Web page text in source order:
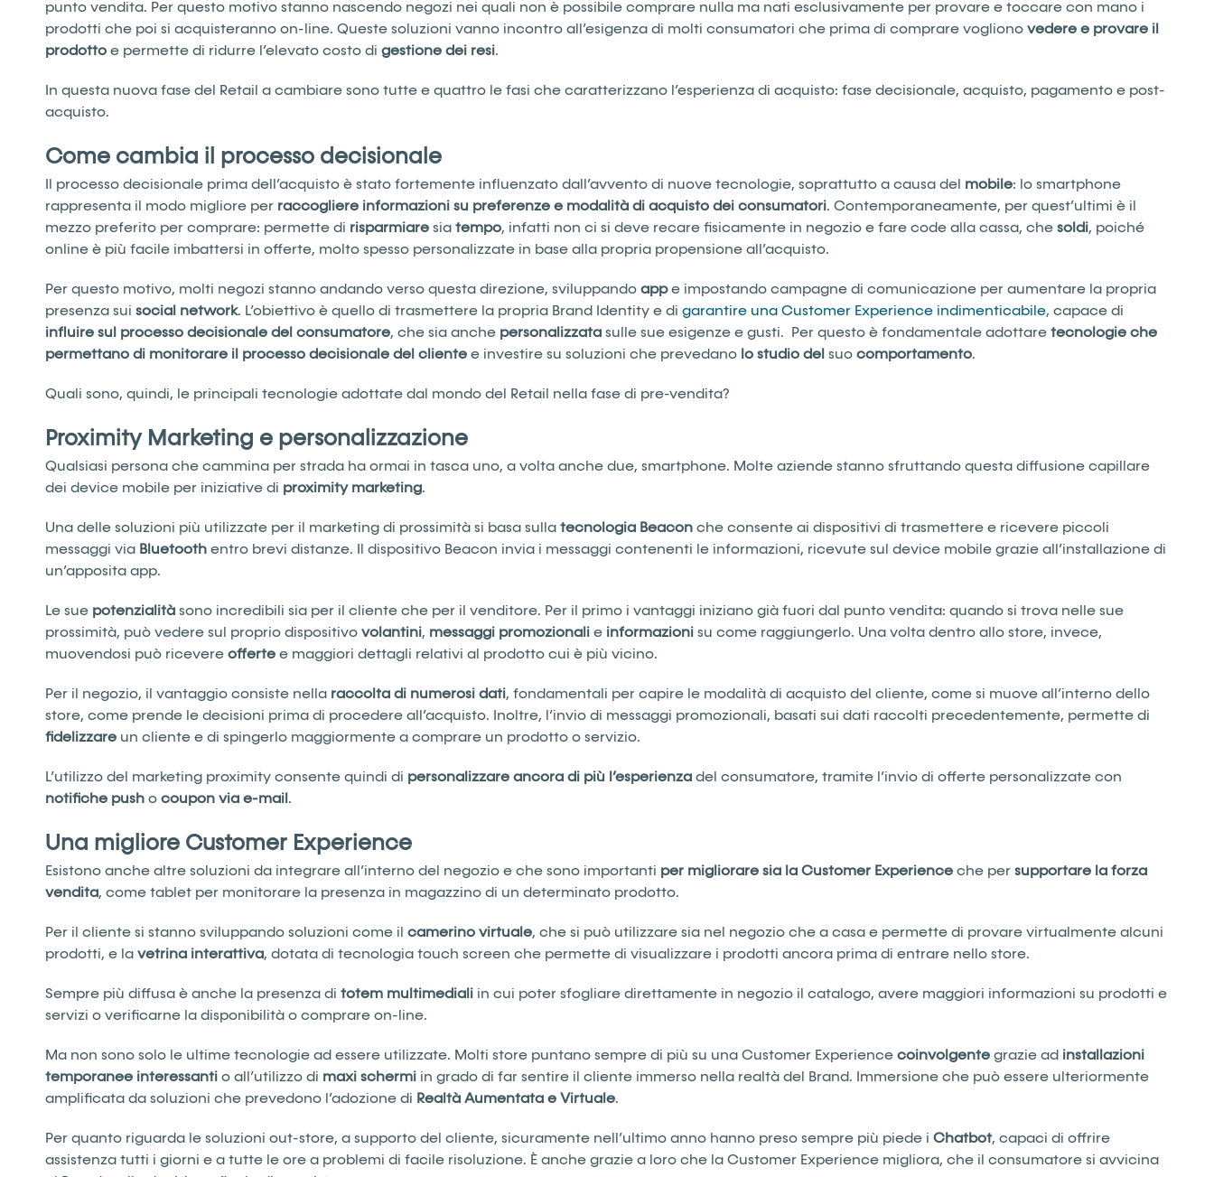
punto vendita. Per questo motivo stanno nascendo negozi nei quali non è possibile comprare nulla ma nati esclusivamente per provare e toccare con mano i
prodotti che poi si acquisteranno on-line. Queste soluzioni vanno incontro all’esigenza di molti consumatori che prima di comprare vogliono vedere e provare il
prodotto e permette di ridurre l’elevato costo di gestione dei resi.
In questa nuova fase del Retail a cambiare sono tutte e quattro le fasi che caratterizzano l’esperienza di acquisto: fase decisionale, acquisto, pagamento e post-
acquisto.
Come cambia il processo decisionale
Il processo decisionale prima dell’acquisto è stato fortemente influenzato dall’avvento di nuove tecnologie, soprattutto a causa del mobile: lo smartphone
rappresenta il modo migliore per raccogliere informazioni su preferenze e modalità di acquisto dei consumatori. Contemporaneamente, per quest’ultimi è il
mezzo preferito per comprare: permette di risparmiare sia tempo, infatti non ci si deve recare fisicamente in negozio e fare code alla cassa, che soldi, poiché
online è più facile imbattersi in offerte, molto spesso personalizzate in base alla propria propensione all’acquisto.
Per questo motivo, molti negozi stanno andando verso questa direzione, sviluppando appe impostando campagne di comunicazione per aumentare la propria
presenza sui social network. L’obiettivo è quello di trasmettere la propria Brand Identity e di garantire una Customer Experience indimenticabile, capace di
influire sul processo decisionale del consumatore, che sia anche personalizzata sulle sue esigenze e gusti. Per questo è fondamentale adottare tecnologie che
permettano di monitorare il processo decisionale del cliente e investire su soluzioni che prevedano lo studio del suo comportamento.
Quali sono, quindi, le principali tecnologie adottate dal mondo del Retail nella fase di pre-vendita?
Proximity Marketing e personalizzazione
Qualsiasi persona che cammina per strada ha ormai in tasca uno, a volta anche due, smartphone. Molte aziende stanno sfruttando questa diffusione capillare
dei device mobile per iniziative di proximity marketing.
Una delle soluzioni più utilizzate per il marketing di prossimità si basa sulla tecnologia Beacon che consente ai dispositivi di trasmettere e ricevere piccoli
messaggi via Bluetooth entro brevi distanze. Il dispositivo Beacon invia i messaggi contenenti le informazioni, ricevute sul device mobile grazie all’installazione di
un’apposita app.
Le sue potenzialità sono incredibili sia per il cliente che per il venditore. Per il primo i vantaggi iniziano già fuori dal punto vendita: quando si trova nelle sue
prossimità, può vedere sul proprio dispositivo volantini, messaggi promozionali e informazioni su come raggiungerlo. Una volta dentro allo store, invece,
muovendosi può ricevere offerte e maggiori dettagli relativi al prodotto cui è più vicino.
Per il negozio, il vantaggio consiste nella raccolta di numerosi dati, fondamentali per capire le modalità di acquisto del cliente, come si muove all’interno dello
store, come prende le decisioni prima di procedere all’acquisto. Inoltre, l’invio di messaggi promozionali, basati sui dati raccolti precedentemente, permette di
fidelizzare un cliente e di spingerlo maggiormente a comprare un prodotto o servizio.
L’utilizzo del marketing proximity consente quindi di personalizzare ancora di più l’esperienza del consumatore, tramite l’invio di offerte personalizzate con
notifiche push o coupon via e-mail .
Una migliore Customer Experience
Esistono anche altre soluzioni da integrare all’interno del negozio e che sono importanti per migliorare sia la Customer Experience che per supportare la forza
vendita, come tablet per monitorare la presenza in magazzino di un determinato prodotto.
Per il cliente si stanno sviluppando soluzioni come il camerino virtuale, che si può utilizzare sia nel negozio che a casa e permette di provare virtualmente alcuni
prodotti, e la vetrina interattiva, dotata di tecnologia touch screen che permette di visualizzare i prodotti ancora prima di entrare nello store.
Sempre più diffusa è anche la presenza di totem multimediali in cui poter sfogliare direttamente in negozio il catalogo, avere maggiori informazioni su prodotti e
servizi o verificarne la disponibilità o comprare on-line.
Ma non sono solo le ultime tecnologie ad essere utilizzate. Molti store puntano sempre di più su una Customer Experience coinvolgente grazie ad installazioni
temporanee interessanti o all’utilizzo di maxi schermi in grado di far sentire il cliente immerso nella realtà del Brand. Immersione che può essere ulteriormente
amplificata da soluzioni che prevedono l’adozione di Realtà Aumentata e Virtuale.
Per quanto riguarda le soluzioni out-store, a supporto del cliente, sicuramente nell’ultimo anno hanno preso sempre più piede i Chatbot, capaci di offrire
assistenza tutti i giorni e a tutte le ore a problemi di facile risoluzione. È anche grazie a loro che la Customer Experience migliora, che il consumatore si avvicina